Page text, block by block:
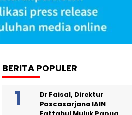
BERITA POPULER
Dr Faisal, Direktur
Pascasarjana IAIN